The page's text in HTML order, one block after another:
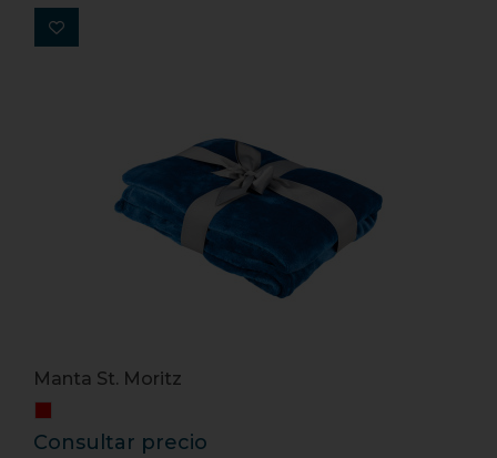
Manta St. Moritz
Consultar precio